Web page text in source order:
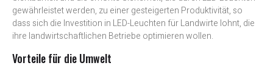
gewährleistet werden, zu einer gesteigerten Produktivität, so
dass sich die Investition in LED-Leuchten für Landwirte lohnt, die
ihre landwirtschaftlichen Betriebe optimieren wollen.
Vorteile für die Umwelt